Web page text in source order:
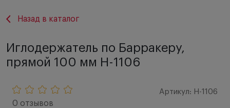
Назад в каталог
Иглодержатель по Барракеру,
прямой 100 мм H-1106
0 отзывов
Артикул: H-1106